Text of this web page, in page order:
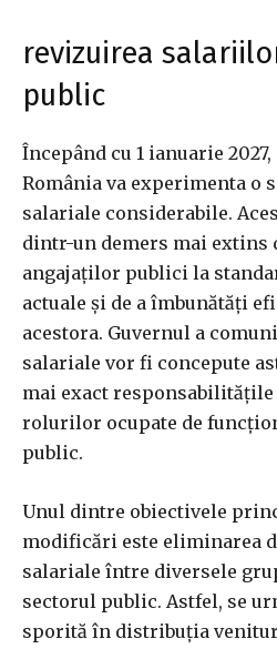
revizuirea
public
Începând cu 1 ianuarie
România va experimenta o
salariale considerabile.
dintr-un demers mai extins
angajaților publici la
actuale și de a îmbunătăți
acestora. Guvernul a
salariale vor fi concepute
mai exact
rolurilor ocupate de
public.
Unul dintre obiectivele
modificări este eliminarea
salariale între diversele
sectorul public. Astfel, se
sporită în distribuția